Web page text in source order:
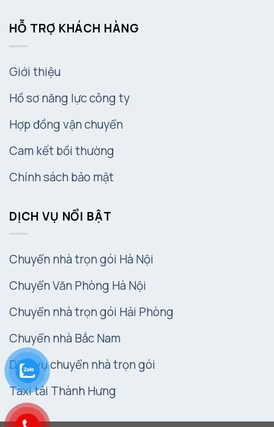
HỖ TRỢ KHÁCH HÀNG
Giới thiệu
Hồ sơ năng lực công ty
Hợp đồng vận chuyển
Cam kết bồi thường
Chính sách bảo mật
DỊCH VỤ NỔI BẬT
Chuyển nhà trọn gói Hà Nội
Chuyển Văn Phòng Hà Nội
Chuyển nhà trọn gói Hải Phòng
Chuyển nhà Bắc Nam
Dịch vụ chuyển nhà trọn gói
Taxi tải Thành Hưng